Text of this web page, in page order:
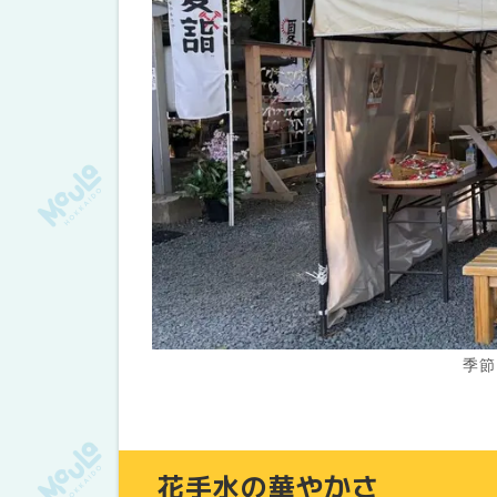
季
花手水の華やかさ